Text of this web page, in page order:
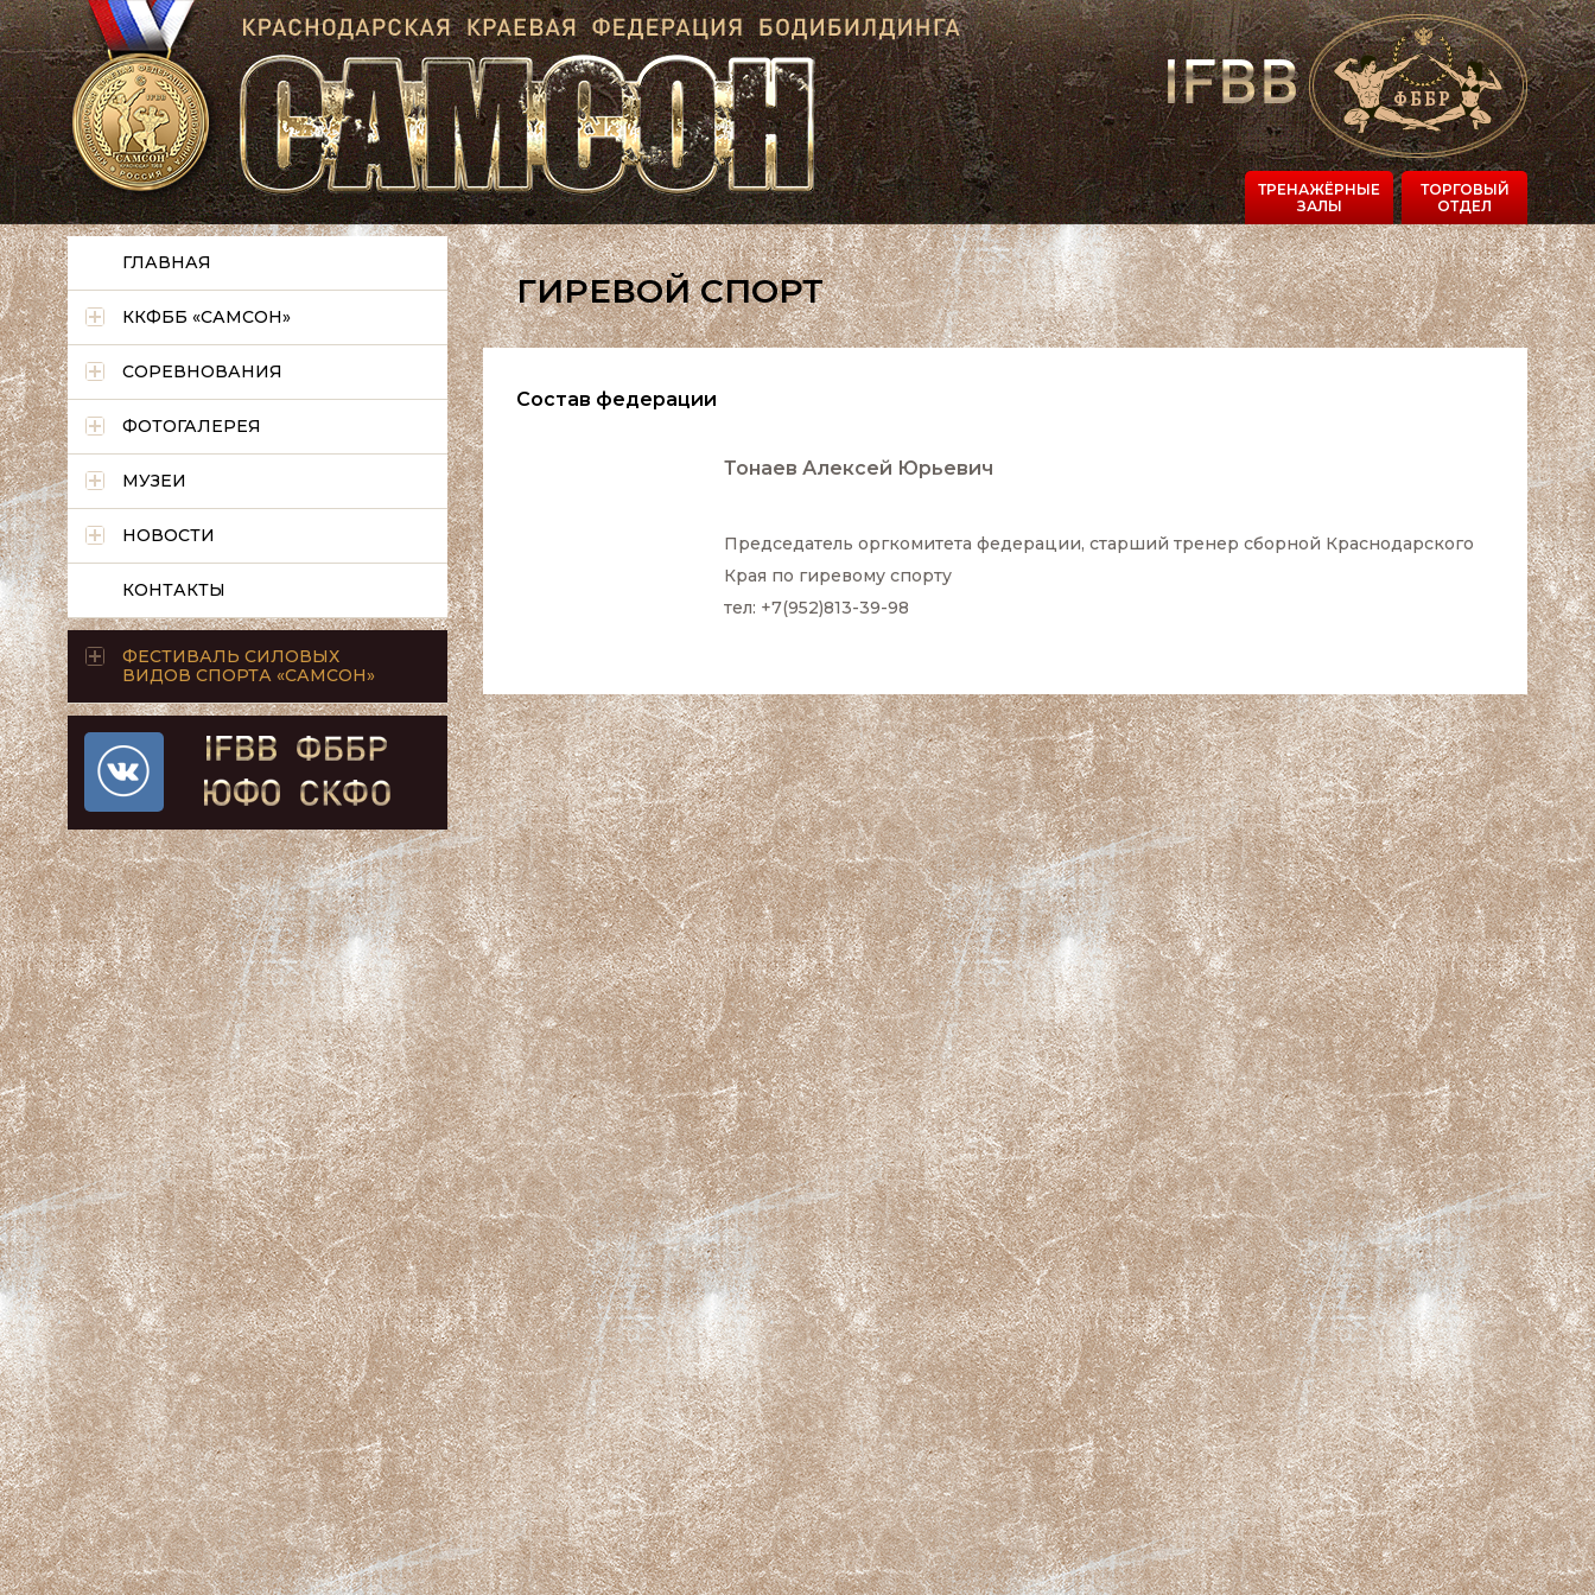
ТРЕНАЖЁРНЫЕ
ЗАЛЫ
ТОРГОВЫЙ
ОТДЕЛ
ГИРЕВОЙ СПОРТ
Состав федерации
Тонаев Алексей Юрьевич
Председатель оргкомитета федерации, старший тренер сборной Краснодарского
Края по гиревому спорту
тел: +7(952)813-39-98
ГЛАВНАЯ
ККФББ «САМСОН»
СОРЕВНОВАНИЯ
ФОТОГАЛЕРЕЯ
МУЗЕИ
НОВОСТИ
КОНТАКТЫ
ФЕСТИВАЛЬ СИЛОВЫХ
ВИДОВ СПОРТА «САМСОН»